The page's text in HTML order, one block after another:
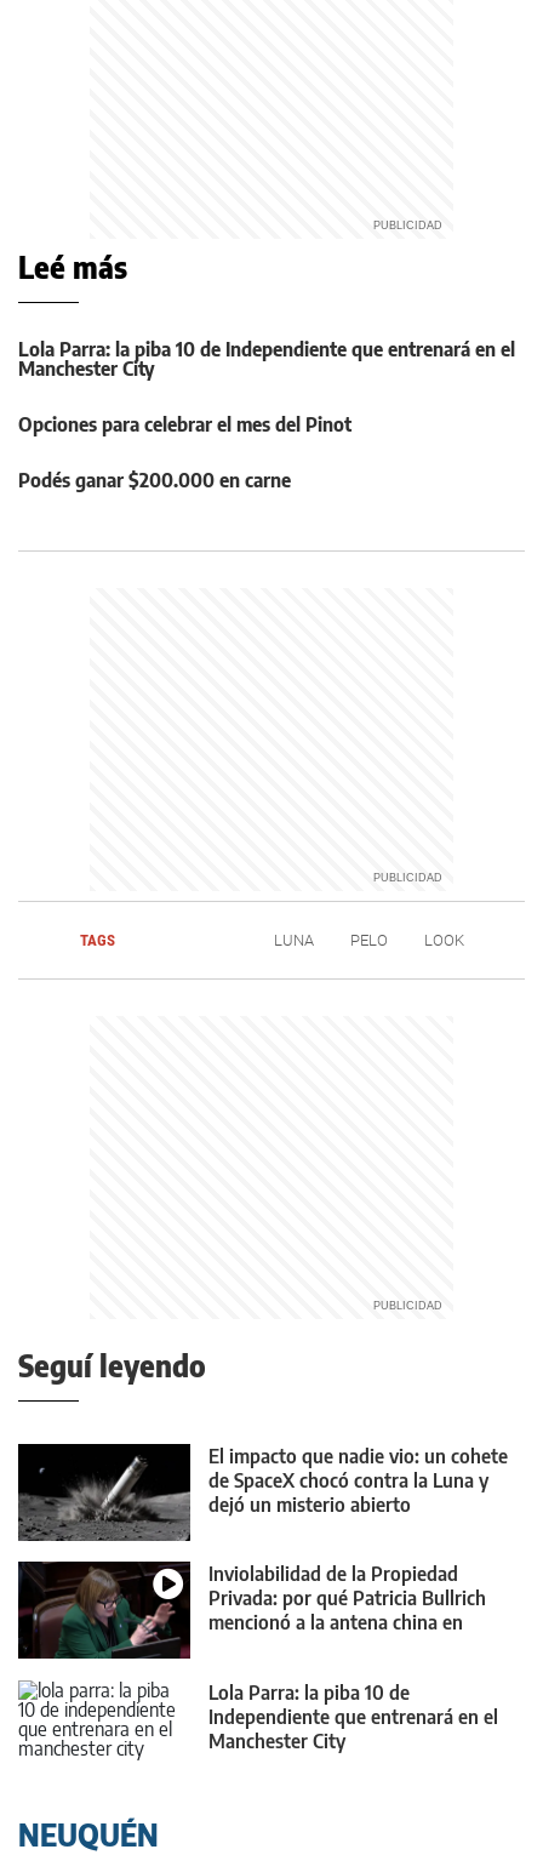
Leé más
Lola Parra: la piba 10 de Independiente que entrenará en el
Manchester City
Opciones para celebrar el mes del Pinot
Podés ganar $200.000 en carne
TAGS LUNA PELO LOOK
Seguí leyendo
El impacto que nadie vio: un cohete
de SpaceX chocó contra la Luna y
dejó un misterio abierto
Inviolabilidad de la Propiedad
Privada: por qué Patricia Bullrich
mencionó a la antena china en
Lola Parra: la piba 10 de
Independiente que entrenará en el
Manchester City
NEUQUÉN